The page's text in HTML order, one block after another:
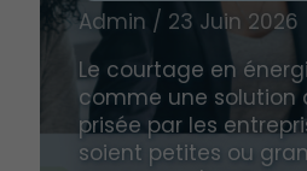
Admin / 23 Juin 2026
Le courtage en
comme une solution
prisée par les
soient petites ou